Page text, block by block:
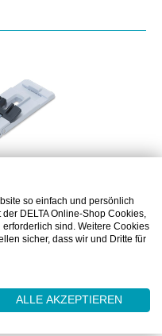
so einfach und persönlich
DELTA Online-Shop Cookies,
sind. Weitere Cookies
sicher, dass wir und Dritte für
ALLE AKZEPTIEREN